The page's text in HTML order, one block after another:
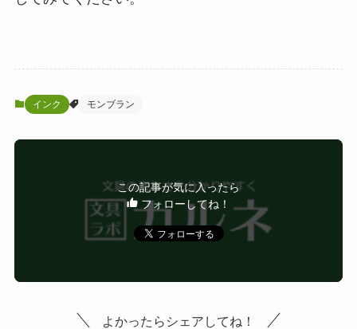
インク モンブラン
この記事が気に入ったら
フォローしてね！
よかったらシェアしてね！